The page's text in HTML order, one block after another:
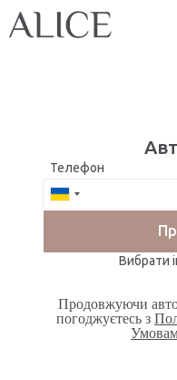
Телефон
Вибрати
Продовжуючи
погоджуєтесь з